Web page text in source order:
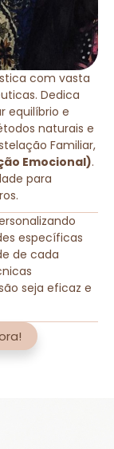
com vasta
Dedica
equilíbrio e
naturais e
Familiar,
Emocional).
para
específicas
de cada
seja eficaz e